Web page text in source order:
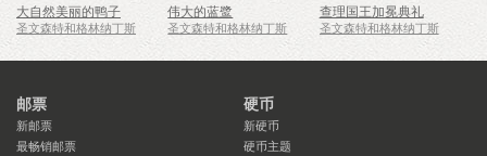
大自然美丽的鸭子
圣文森特和格林纳丁斯
伟大的蓝鹭
圣文森特和格林纳丁斯
查理国王加冕典礼
圣文森特和格林纳丁斯
邮票
新邮票
最畅销邮票
硬币
新硬币
硬币主题